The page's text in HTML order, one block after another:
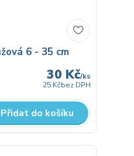
6 - 35 cm
30 Kč/ks
25 Kčbez DPH
Přidat do košíku